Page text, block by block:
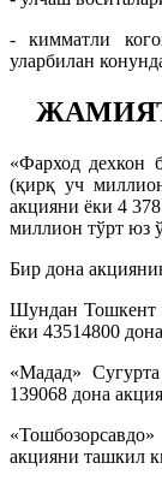
- кимматли
уларбилан
«Фарход
(қирқ уч
акцияни ёки 4
миллион тўрт юз
Бир дона
Шундан Тошкент
ёки 43514800
«Мадад»
139068 дона
акцияни ташкил